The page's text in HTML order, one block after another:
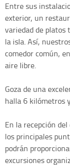
Entre sus
exterior, un
variedad de platos
la isla. Así,
comedor común,
aire libre.
Goza de una
halla 6 kilómetros
En la recepción
los principales
podrán
excursiones